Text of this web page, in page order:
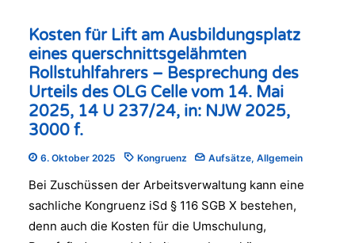
Kosten für Lift am Ausbildungsplatz
eines querschnittsgelähmten
Rollstuhlfahrers – Besprechung des
Urteils des OLG Celle vom 14. Mai
2025, 14 U 237/24, in: NJW 2025,
3000 f.
6. Oktober 2025 Kongruenz Aufsätze, Allgemein
Bei Zuschüssen der Arbeitsverwaltung kann eine
sachliche Kongruenz iSd § 116 SGB X bestehen,
denn auch die Kosten für die Umschulung,